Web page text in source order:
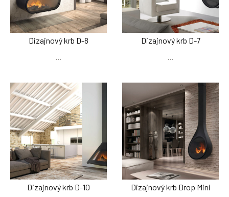
Dizajnový krb D-8
…
Dizajnový krb D-7
…
Dizajnový krb D-10
Dizajnový krb Drop Mini